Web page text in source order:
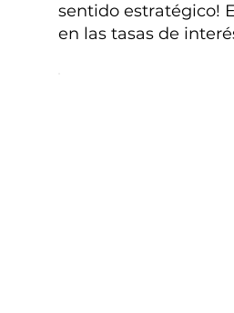
sentido estratégico!
en las tasas de